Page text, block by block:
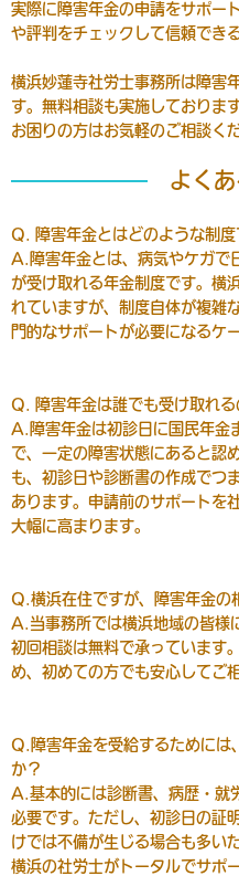
実際に障害年金の申請をサポー
や評判をチェックして信頼でき
横浜妙蓮寺社労士事務所は障害
す。無料相談も実施しておりま
お困りの方はお気軽のご相談く
よく
Q. 障害年金とはどのような制度
A.障害年金とは、病気やケガで
が受け取れる年金制度です。横
れていますが、制度自体が複雑
門的なサポートが必要になるケ
Q. 障害年金は誰でも受け取れる
A.障害年金は初診日に国民年金
で、一定の障害状態にあると認
も、初診日や診断書の作成でつ
あります。申請前のサポートを
大幅に高まります。
Q.横浜在住ですが、障害年金の
A.当事務所では横浜地域の皆様
初回相談は無料で承っています
め、初めての方でも安心してご
Q.障害年金を受給するためには
か？
A.基本的には診断書、病歴・就
必要です。ただし、初診日の証
けでは不備が生じる場合も多い
横浜の社労士がトータルでサポ